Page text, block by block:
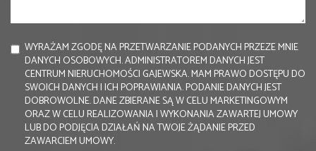
WYRAŻAM ZGODĘ NA PRZETWARZANIE PODANYCH PRZEZE MNIE
DANYCH OSOBOWYCH. ADMINISTRATOREM DANYCH JEST
CENTRUM NIERUCHOMOŚCI GAJEWSKA. MAM PRAWO DOSTĘPU DO
SWOICH DANYCH I ICH POPRAWIANIA. PODANIE DANYCH JEST
DOBROWOLNE. DANE ZBIERANE SĄ W CELU MARKETINGOWYM
ORAZ W CELU REALIZOWANIA I WYKONANIA ZAWARTEJ UMOWY
LUB DO PODJĘCIA DZIAŁAŃ NA TWOJE ŻĄDANIE PRZED
ZAWARCIEM UMOWY.